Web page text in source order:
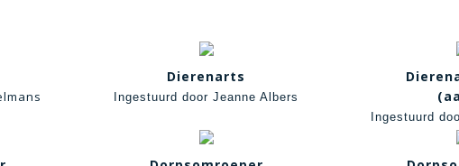
Dierenarts
Ingestuurd door Jeanne Albers
Ingestuurd